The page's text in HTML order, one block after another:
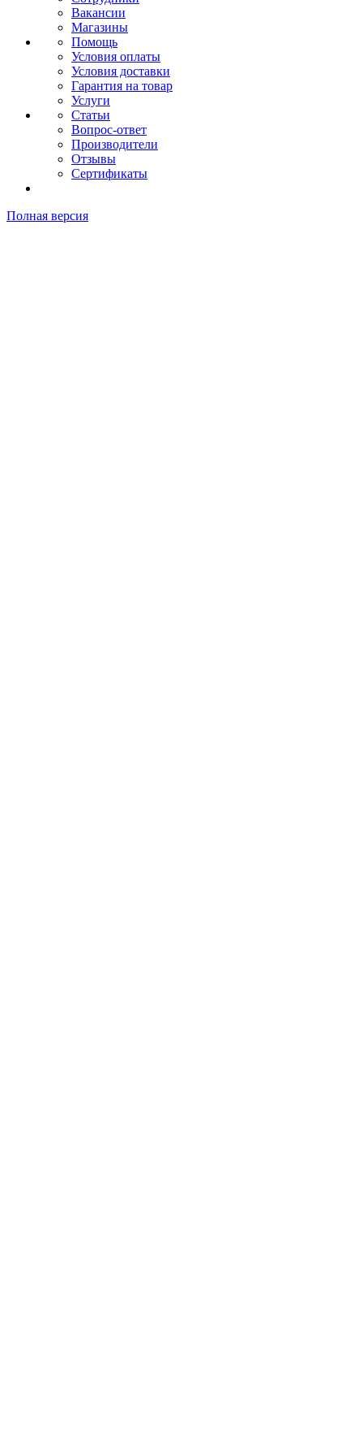
Вакансии
Магазины
Помощь
Условия оплаты
Условия доставки
Гарантия на товар
Услуги
Статьи
Вопрос-ответ
Производители
Отзывы
Сертификаты
Полная версия